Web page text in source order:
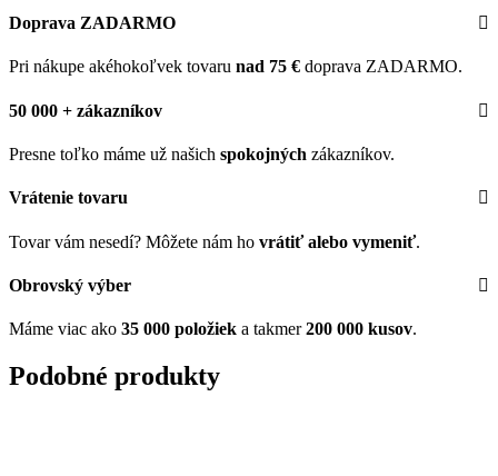
Doprava ZADARMO
Pri nákupe akéhokoľvek tovaru nad 75 € doprava ZADARMO.
50 000 + zákazníkov
Presne toľko máme už našich spokojných zákazníkov.
Vrátenie tovaru
Tovar vám nesedí? Môžete nám ho vrátiť alebo vymeniť.
Obrovský výber
Máme viac ako 35 000 položiek a takmer200 000 kusov.
Podobné produkty